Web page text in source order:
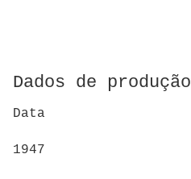
Dados de produção
Data
1947